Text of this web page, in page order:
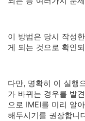
이 방법은 당시 작성
게 되는 것으로 확인
다만, 명확히 이 실행
가 바뀌는 경우를 발
으로 IMEI를 미리 알
해두시기를 권장합니